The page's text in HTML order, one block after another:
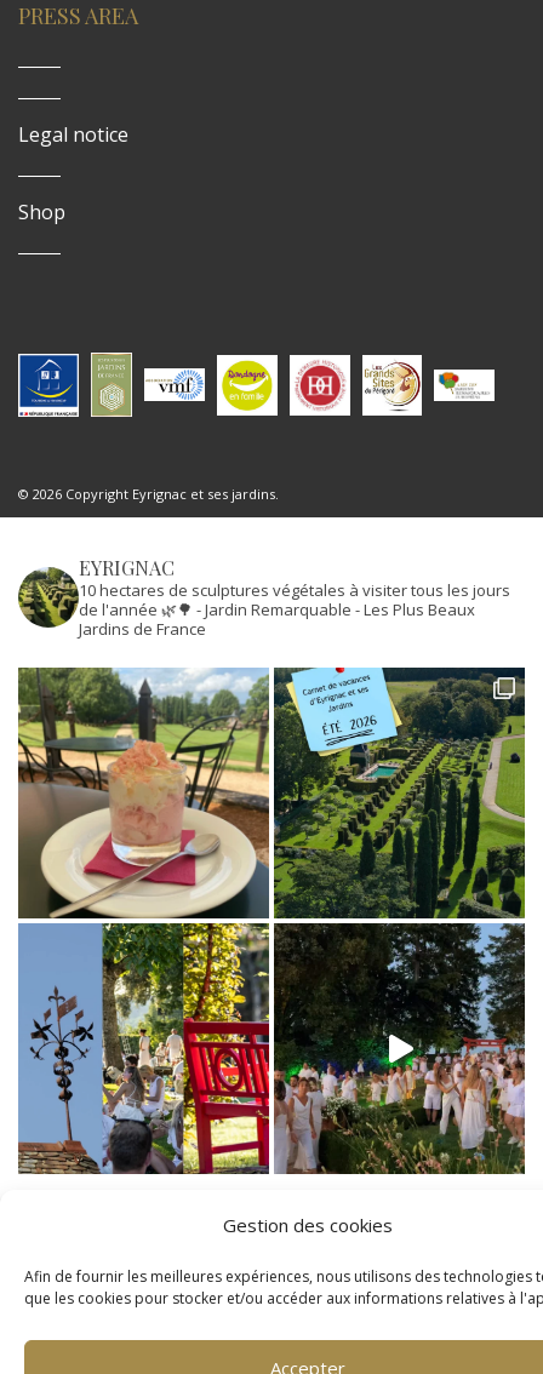
Gestion des cookies
Afin de fournir les meilleures expériences, nous utilisons des technologies
que les cookies pour stocker et/ou accéder aux informations relatives à
Accepter
PRESS AREA
Legal notice
Shop
© 2026 Copyright Eyrignac et ses jardins.
EYRIGNAC
10 hectares de sculptures végétales à visiter tous les jours
de l'année 🌿🌳 - Jardin Remarquable - Les Plus Beaux
Jardins de France